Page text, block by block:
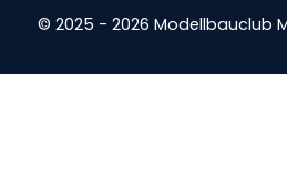
© 2025 - 2026 Modellbauclub